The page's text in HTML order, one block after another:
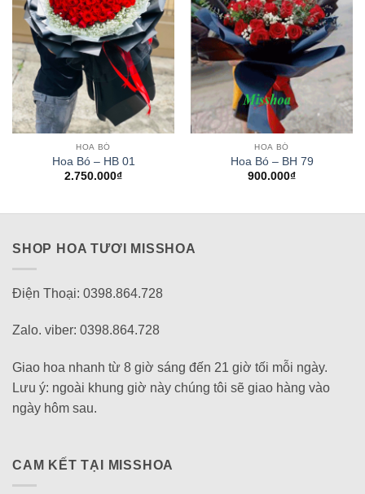
HOA BÓ
Hoa Bó – HB 01
2.750.000₫
HOA BÓ
Hoa Bó – BH 79
900.000₫
SHOP HOA TƯƠI MISSHOA
Điện Thoại: 0398.864.728
Zalo. viber: 0398.864.728
Giao hoa nhanh từ 8 giờ sáng đến 21 giờ tối mỗi ngày.
Lưu ý: ngoài khung giờ này chúng tôi sẽ giao hàng vào
ngày hôm sau.
CAM KẾT TẠI MISSHOA